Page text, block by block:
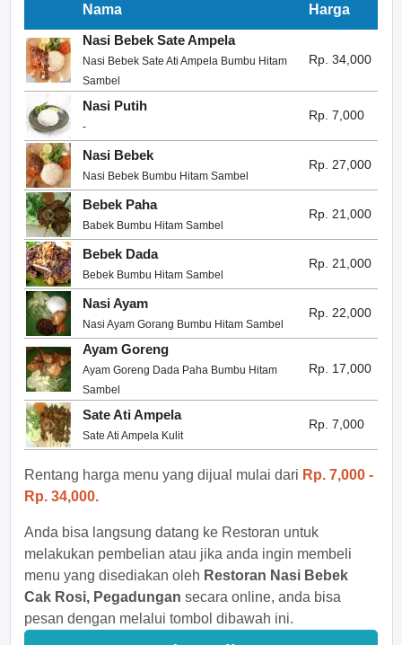
Nama
Harga
Nasi Bebek Sate Ampela
Nasi Bebek Sate Ati Ampela Bumbu Hitam
Sambel
Rp. 34,000
Nasi Putih
-
Rp. 7,000
Nasi Bebek
Nasi Bebek Bumbu Hitam Sambel
Rp. 27,000
Bebek Paha
Babek Bumbu Hitam Sambel
Rp. 21,000
Bebek Dada
Bebek Bumbu Hitam Sambel
Rp. 21,000
Nasi Ayam
Nasi Ayam Gorang Bumbu Hitam Sambel
Rp. 22,000
Ayam Goreng
Ayam Goreng Dada Paha Bumbu Hitam
Sambel
Rp. 17,000
Sate Ati Ampela
Sate Ati Ampela Kulit
Rp. 7,000
Rentang harga menu yang dijual mulai dari Rp. 7,000 -
Rp. 34,000.
Anda bisa langsung datang ke Restoran untuk
melakukan pembelian atau jika anda ingin membeli
menu yang disediakan oleh Restoran Nasi Bebek
Cak Rosi, Pegadungan secara online, anda bisa
pesan dengan melalui tombol dibawah ini.